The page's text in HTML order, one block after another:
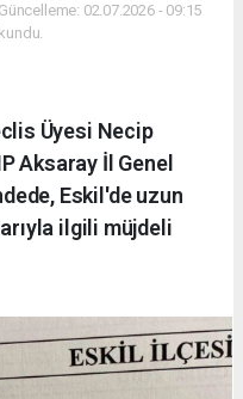
02.07.2026 - 09:15
Üyesi Necip
Aksaray İl Genel
Eskil'de uzun
ilgili müjdeli